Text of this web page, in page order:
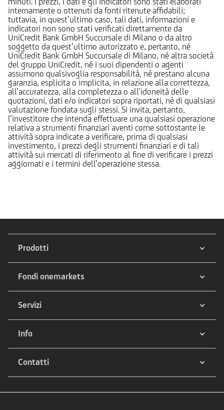
internamente o ottenuti da fonti ritenute affidabili;
tuttavia, in quest’ultimo caso, tali dati, informazioni e
indicatori non sono stati verificati direttamente da
UniCredit Bank GmbH Succursale di Milano o da altro
soggetto da quest’ultimo autorizzato e, pertanto, né
UniCredit Bank GmbH Succursale di Milano, né altra società
del gruppo UniCredit, né i suoi dipendenti o agenti
assumono qualsivoglia responsabilità, né prestano alcuna
garanzia, esplicita o implicita, in relazione alla correttezza,
all’accuratezza, alla completezza o all’idoneità delle
quotazioni, dati e/o indicatori sopra riportati, né di qualsiasi
valutazione fondata sugli stessi. Si invita, pertanto,
l’investitore che intenda effettuare una qualsiasi operazione
relativa a strumenti finanziari aventi come sottostante le
attività sopra indicate a verificare, prima di qualsiasi
investimento, i prezzi degli strumenti finanziari e di tali
attività sui mercati di riferimento al fine di verificare i prezzi
aggiornati e i termini dell’operazione stessa.
Prodotti
Fondi onemarkets
Servizi
Info
Contatti